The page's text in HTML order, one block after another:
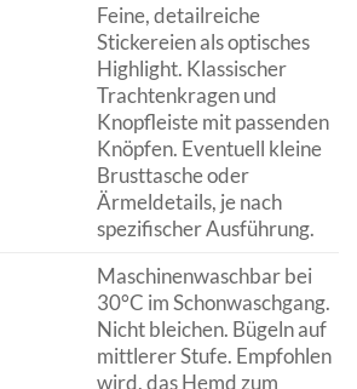
Feine, detailreiche
Stickereien als optisches
Highlight. Klassischer
Trachtenkragen und
Knopfleiste mit passenden
Knöpfen. Eventuell kleine
Brusttasche oder
Ärmeldetails, je nach
spezifischer Ausführung.
Maschinenwaschbar bei
30°C im Schonwaschgang.
Nicht bleichen. Bügeln auf
mittlerer Stufe. Empfohlen
wird, das Hemd zum